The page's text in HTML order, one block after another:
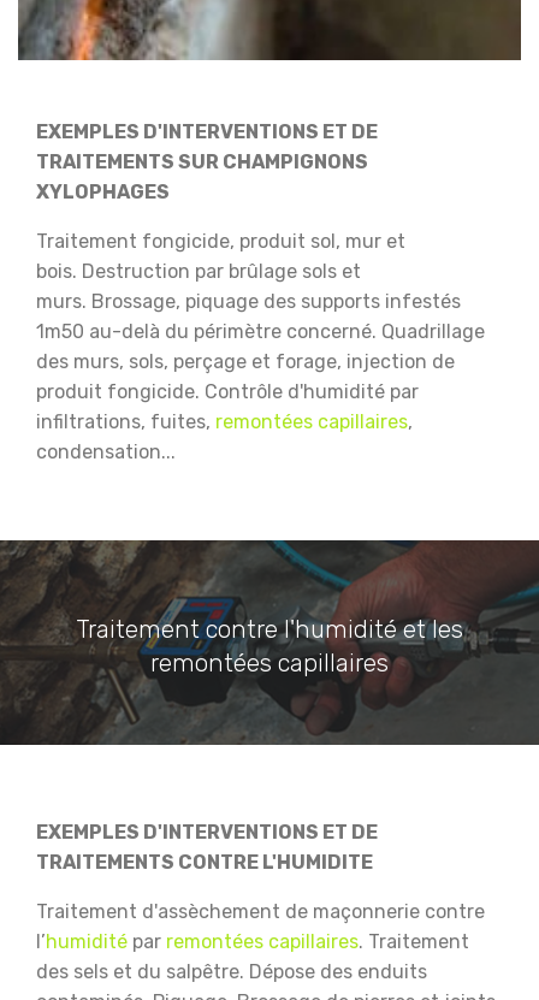
EXEMPLES D'INTERVENTIONS ET DE
TRAITEMENTS SUR CHAMPIGNONS
XYLOPHAGES
Traitement fongicide, produit sol, mur et
bois. Destruction par brûlage sols et
murs. Brossage, piquage des supports infestés
1m50 au-delà du périmètre concerné. Quadrillage
des murs, sols, perçage et forage, injection de
produit fongicide. Contrôle d'humidité par
infiltrations, fuites, remontées capillaires,
condensation...
Traitement contre l'humidité et les
remontées capillaires
EXEMPLES D'INTERVENTIONS ET DE
TRAITEMENTS CONTRE L'HUMIDITE
Traitement d'assèchement de maçonnerie contre
l’humidité par remontées capillaires. Traitement
des sels et du salpêtre. Dépose des enduits